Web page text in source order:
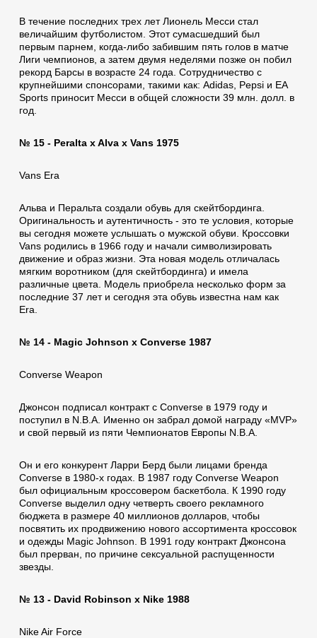
В течение последних трех лет Лионель Месси стал
величайшим футболистом. Этот сумасшедший был
первым парнем, когда-либо забившим пять голов в матче
Лиги чемпионов, а затем двумя неделями позже он побил
рекорд Барсы в возрасте 24 года. Сотрудничество с
крупнейшими спонсорами, такими как: Аdidas, Pepsi и EA
Sports приносит Месси в общей сложности 39 млн. долл. в
год.
№ 15 - Peralta x Alva x Vans 1975
Vans Era
Альва и Перальта создали обувь для скейтбординга.
Оригинальность и аутентичность - это те условия, которые
вы сегодня можете услышать о мужской обуви. Кроссовки
Vans родились в 1966 году и начали символизировать
движение и образ жизни. Эта новая модель отличалась
мягким воротником (для скейтбординга) и имела
различные цвета. Модель приобрела несколько форм за
последние 37 лет и сегодня эта обувь известна нам как
Era.
№ 14 - Magic Johnson x Converse 1987
Converse Weapon
Джонсон подписал контракт с Converse в 1979 году и
поступил в N.B.A. Именно он забрал домой награду «MVP»
и свой первый из пяти Чемпионатов Европы N.B.A.
Он и его конкурент Ларри Берд были лицами бренда
Converse в 1980-х годах. В 1987 году Converse Weapon
был официальным кроссовером баскетбола. К 1990 году
Converse выделил одну четверть своего рекламного
бюджета в размере 40 миллионов долларов, чтобы
посвятить их продвижению нового ассортимента кроссовок
и одежды Magic Johnson. В 1991 году контракт Джонсона
был прерван, по причине сексуальной распущенности
звезды.
№ 13 - David Robinson x Nike 1988
Nike Air Force